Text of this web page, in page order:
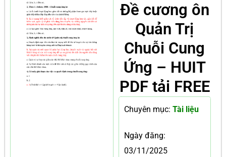
Đề cương ôn
Quản Trị
Chuỗi Cung
Ứng – HUIT
PDF tải FREE
Chuyên mục: Tài liệu
Ngày đăng:
03/11/2025